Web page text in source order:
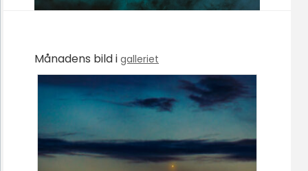
Månadens bild i galleriet